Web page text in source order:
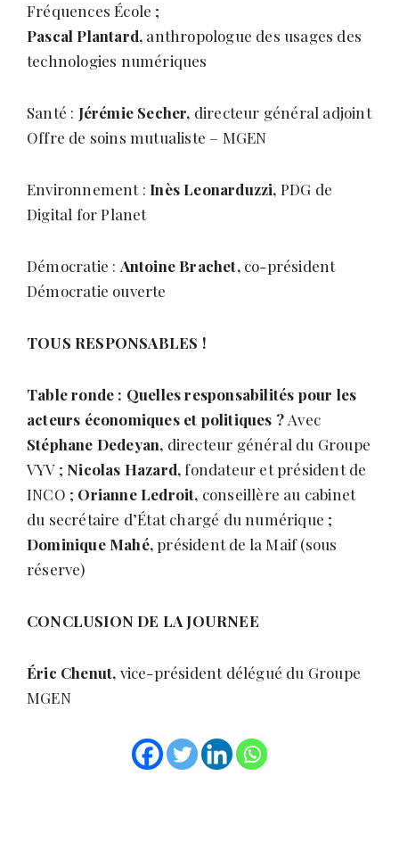
Fréquences École ;
Pascal Plantard, anthropologue des usages des
technologies numériques
Santé : Jérémie Secher, directeur général adjoint
Offre de soins mutualiste – MGEN
Environnement : Inès Leonarduzzi, PDG de
Digital for Planet
Démocratie : Antoine Brachet, co-président
Démocratie ouverte
TOUS RESPONSABLES !
Table ronde : Quelles responsabilités pour les
acteurs économiques et politiques ? Avec
Stéphane Dedeyan, directeur général du Groupe
VYV ; Nicolas Hazard,fondateur et président de
INCO ; Orianne Ledroit, conseillère au cabinet
du secrétaire d’État chargé du numérique ;
Dominique Mahé, président de la Maif (sous
réserve)
CONCLUSION DE LA JOURNEE
Éric Chenut, vice-président délégué du Groupe
MGEN